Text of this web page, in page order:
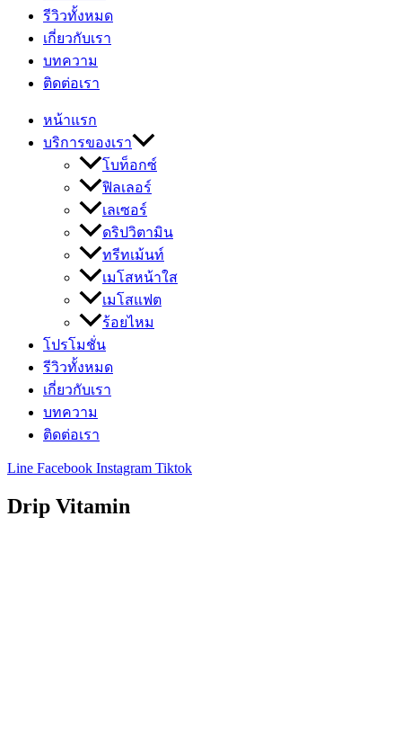
รีวิวทั้งหมด
เกี่ยวกับเรา
บทความ
ติดต่อเรา
หน้าแรก
บริการของเรา
โบท็อกซ์
ฟิลเลอร์
เลเซอร์
ดริปวิตามิน
ทรีทเม้นท์
เมโสหน้าใส
เมโสแฟต
ร้อยไหม
โปรโมชั่น
รีวิวทั้งหมด
เกี่ยวกับเรา
บทความ
ติดต่อเรา
Line Facebook Instagram Tiktok
Drip Vitamin